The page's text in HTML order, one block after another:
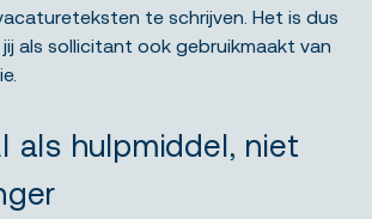
te schrijven. Het is dus
als sollicitant ook gebruikmaakt van
als hulpmiddel, niet